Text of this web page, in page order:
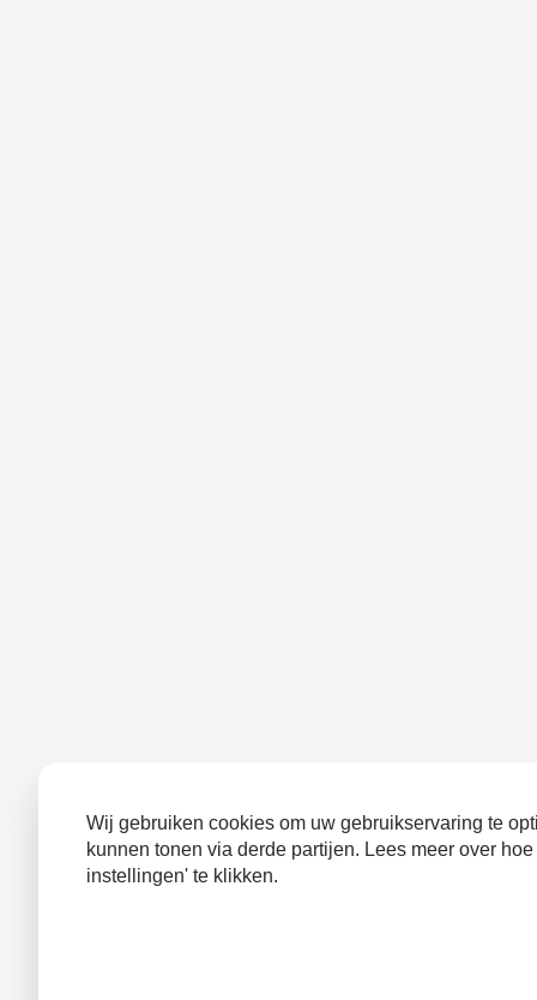
Wij gebruiken cookies om uw gebruikservaring te
kunnen tonen via derde partijen. Lees meer over
instellingen' te klikken.